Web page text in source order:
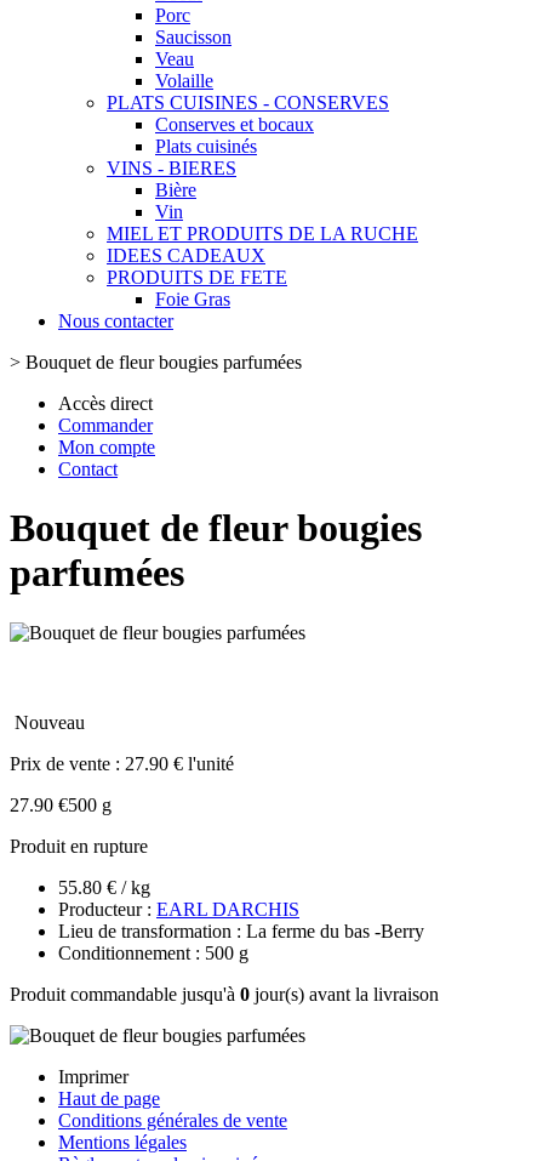
Porc
Saucisson
Veau
Volaille
PLATS CUISINES - CONSERVES
Conserves et bocaux
Plats cuisinés
VINS - BIERES
Bière
Vin
MIEL ET PRODUITS DE LA RUCHE
IDEES CADEAUX
PRODUITS DE FETE
Foie Gras
Nous contacter
> Bouquet de fleur bougies parfumées
Accès direct
Commander
Mon compte
Contact
Bouquet de fleur bougies
parfumées
Nouveau
Prix de vente : 27.90 € l'unité
27.90 €500 g
Produit en rupture
55.80 € / kg
Producteur : EARL DARCHIS
Lieu de transformation : La ferme du bas -Berry
Conditionnement : 500 g
Produit commandable jusqu'à 0 jour(s) avant la livraison
Imprimer
Haut de page
Conditions générales de vente
Mentions légales